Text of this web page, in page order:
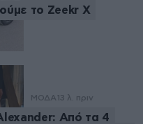
το Zeekr X
ΜΟΔΑ 13 λ. πριν
Από τα 4